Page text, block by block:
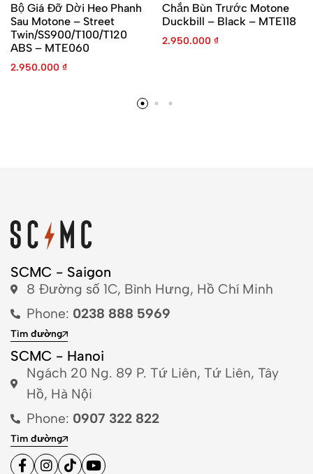
Bộ Giá Đỡ Dời Heo Phanh
Sau Motone – Street
Twin/SS900/T100/T120
ABS – MTE060
2.950.000 ₫
Chắn Bùn Trước Motone
Duckbill – Black – MTE118
2.950.000 ₫
SCMC - Saigon
8 Đường số 1C, Bình Hưng, Hồ Chí Minh
Phone: 0238 888 5969
Tìm đường
SCMC - Hanoi
Ngách 20 Ng. 89 P. Tứ Liên, Tứ Liên, Tây
Hồ, Hà Nội
Phone: 0907 322 822
Tìm đường